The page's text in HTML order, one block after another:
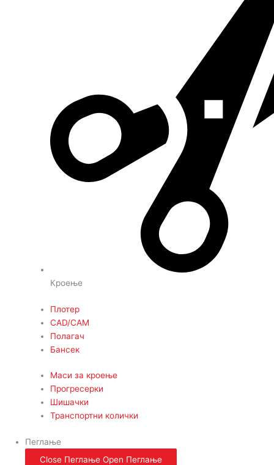
Кроење
Плотер
CAD/CAM
Полагач
Бансек
Маси за кроење
Прогресерки
Шишачки
Транспортни колички
Пеглање
Close Пеглање Open Пеглање